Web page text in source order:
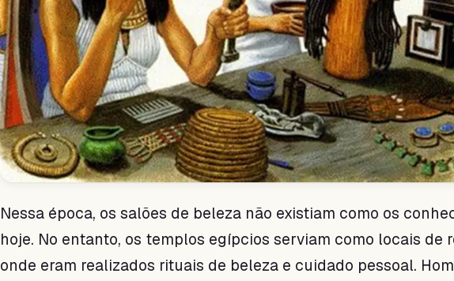
Nessa época, os salões de beleza não existiam como os
hoje. No entanto, os templos egípcios serviam como locais de
onde eram realizados rituais de beleza e cuidado pessoal.